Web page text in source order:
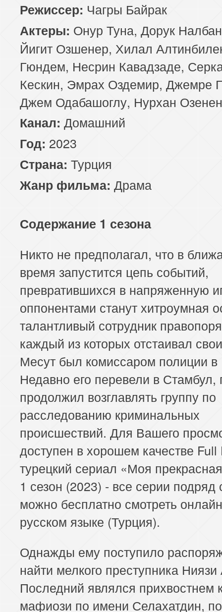
90 серия
93 серия
94 серия
95 серия
97 серия
Режиссер: Чагры Байрак
Актеры: Онур Туна, Дорук
Йигит Озшенер, Хилал
Гюндем, Несрин Кавадзаде,
Кескин, Эмрах Оздемир, Джемре
Джем Одабашоглу, Нурхан Озенен
Канал: Домашний
Год: 2023
Страна: Турция
Жанр фильма: Драма
Содержание 1 сезона
Никто не предполагал, что в
время запустится цепь событий,
превратившихся в напряженную
оппонентами станут хитроумная
талантливый сотрудник
каждый из которых отстаивал
Месут был комиссаром полиции
Недавно его перевели в Стамбул,
продолжил возглавлять группу по
расследованию криминальных
происшествий. Для Вашего
доступен в хорошем качестве Full
турецкий сериал «Моя
1 сезон (2023) - все серии подряд
можно бесплатно смотреть
русском языке (Турция).
Однажды ему поступило
найти мелкого преступника
Последний являлся прихвостнем
мафиози по имени Селахатдин,